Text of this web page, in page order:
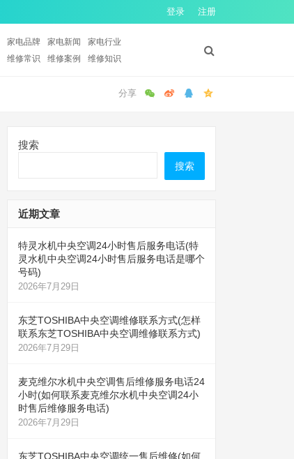
登录 注册
家电品牌 家电新闻
家电行业
维修常识 维修案例 维修知识
搜索
搜索
近期文章
特灵水机中央空调24小时售后服务电话(特
灵水机中央空调24小时售后服务电话是哪个
号码)
2026年7月29日
东芝TOSHIBA中央空调维修联系方式(怎样
联系东芝TOSHIBA中央空调维修联系方式)
2026年7月29日
麦克维尔水机中央空调售后维修服务电话24
小时(如何联系麦克维尔水机中央空调24小
时售后维修服务电话)
2026年7月29日
东芝TOSHIBA中央空调统一售后维修(如何